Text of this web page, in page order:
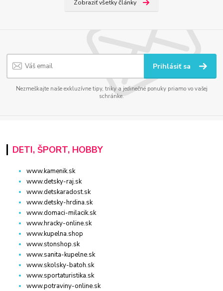
Zobraziť všetky články
Prihlásiť sa
Nezmeškajte naše exkluzívne tipy, triky a jedinečné ponuky priamo vo vašej
schránke.
DETI, ŠPORT, HOBBY
www.kamenik.sk
www.detsky-raj.sk
www.detskaradost.sk
www.detsky-hrdina.sk
www.domaci-milacik.sk
www.hracky-online.sk
www.kupelna.shop
www.stonshop.sk
www.sanita-kupelne.sk
www.skolsky-batoh.sk
www.sportaturistika.sk
www.potraviny-online.sk